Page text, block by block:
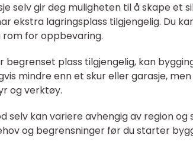
selv gir deg muligheten til å skape et
ekstra lagringsplass tilgjengelig. Du
for oppbevaring.
begrenset plass tilgjengelig, kan
mindre enn et skur eller garasje,
og verktøy.
kan variere avhengig av region og
og begrensninger før du starter